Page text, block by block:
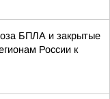
БПЛА и закрытые
России к